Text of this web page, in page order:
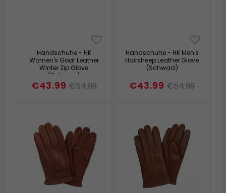
Handschuhe - HK
Women's Goat Leather
Winter Zip Glove
(Schwarz)
€43.99 €54.99
Handschuhe - HK Men's
Hairsheep Leather Glove
(Schwarz)
€43.99 €54.99